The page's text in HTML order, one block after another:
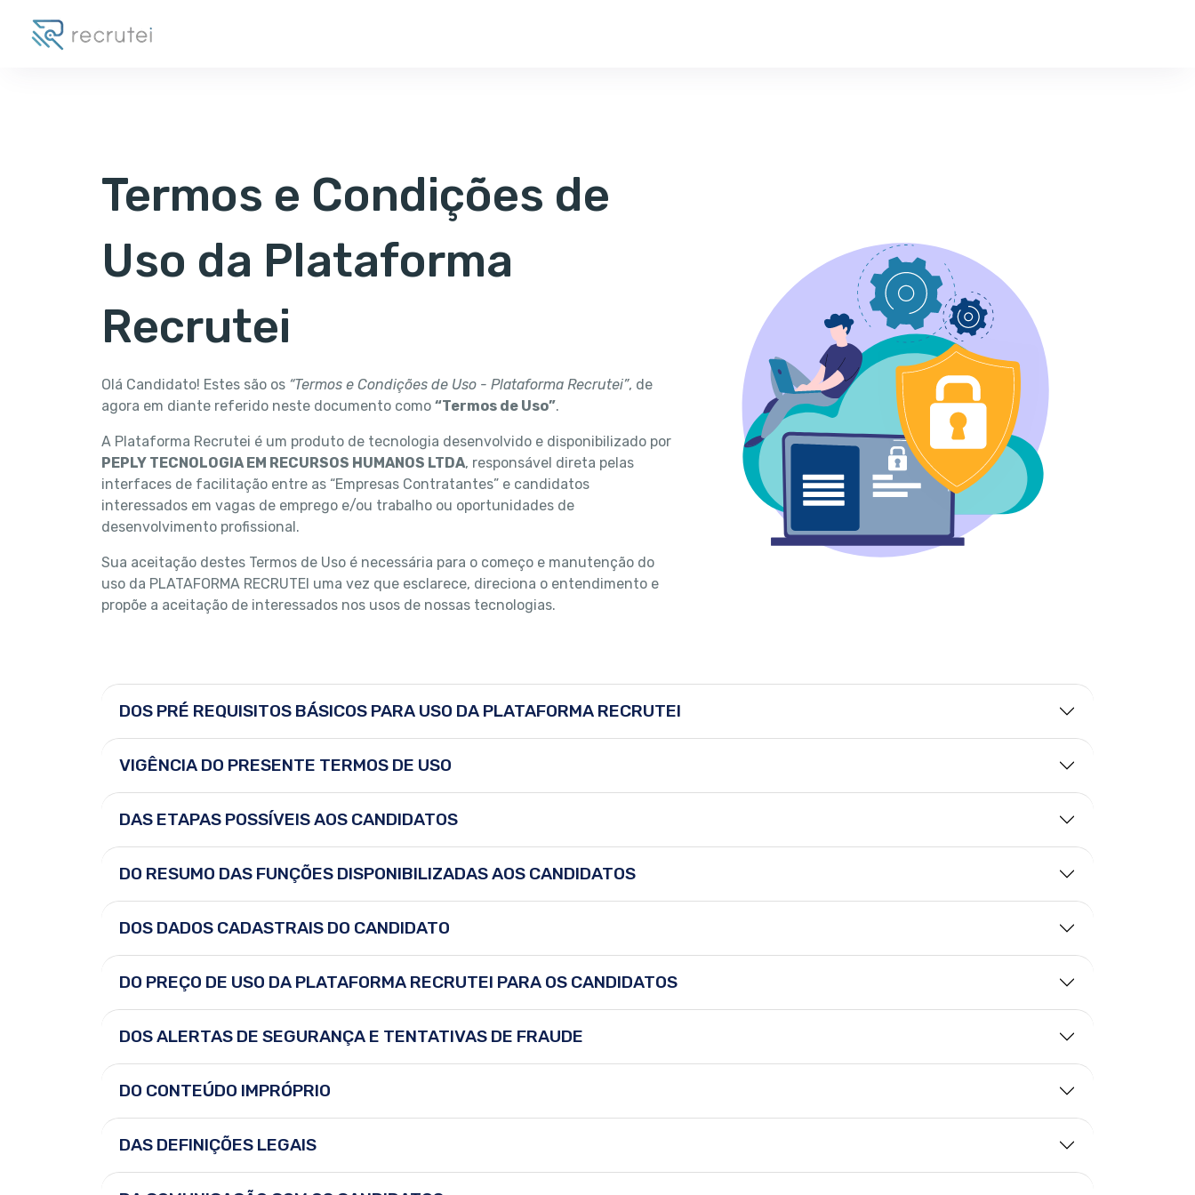
Termos e Condições de
Uso da Plataforma
Recrutei
Olá Candidato! Estes são os “Termos e Condições de Uso - Plataforma Recrutei”, de
agora em diante referido neste documento como “Termos de Uso”.
A Plataforma Recrutei é um produto de tecnologia desenvolvido e disponibilizado por
PEPLY TECNOLOGIA EM RECURSOS HUMANOS LTDA, responsável direta pelas
interfaces de facilitação entre as “Empresas Contratantes” e candidatos
interessados em vagas de emprego e/ou trabalho ou oportunidades de
desenvolvimento profissional.
Sua aceitação destes Termos de Uso é necessária para o começo e manutenção do
uso da PLATAFORMA RECRUTEI uma vez que esclarece, direciona o entendimento e
propõe a aceitação de interessados nos usos de nossas tecnologias.
DOS PRÉ REQUISITOS BÁSICOS PARA USO DA PLATAFORMA RECRUTEI
VIGÊNCIA DO PRESENTE TERMOS DE USO
DAS ETAPAS POSSÍVEIS AOS CANDIDATOS
DO RESUMO DAS FUNÇÕES DISPONIBILIZADAS AOS CANDIDATOS
DOS DADOS CADASTRAIS DO CANDIDATO
DO PREÇO DE USO DA PLATAFORMA RECRUTEI PARA OS CANDIDATOS
DOS ALERTAS DE SEGURANÇA E TENTATIVAS DE FRAUDE
DO CONTEÚDO IMPRÓPRIO
DAS DEFINIÇÕES LEGAIS